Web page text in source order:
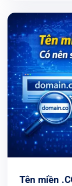
Tên miền